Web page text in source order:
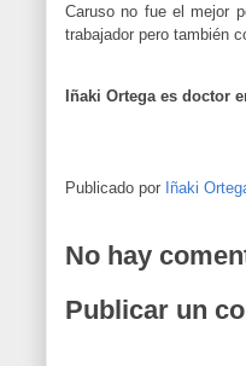
Caruso no fue el mejor
trabajador pero también
Iñaki Ortega es doctor
Publicado por Iñaki
No hay
Publicar un